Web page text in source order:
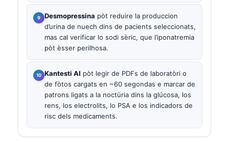
Desmopressina pòt reduire la produccion
d’urina de nuech dins de pacients seleccionats,
mas cal verificar lo sodi sèric, que l’iponatremia
pòt èsser perilhosa.
Kantesti AI pòt legir de PDFs de laboratòri o
de fòtos cargats en ~60 segondas e marcar de
patrons ligats a la noctüria dins la glúcosa, los
rens, los electrolits, lo PSA e los indicadors de
risc dels medicaments.